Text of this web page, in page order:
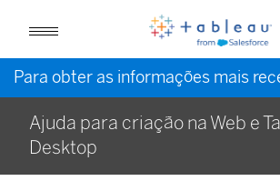
Ajuda para criação na Web e
Desktop